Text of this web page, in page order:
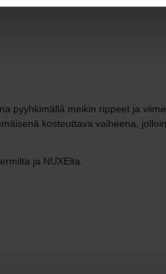
pyyhkimällä meikin rippeet ja
kosteuttava vaiheena,
ja NUXElta.